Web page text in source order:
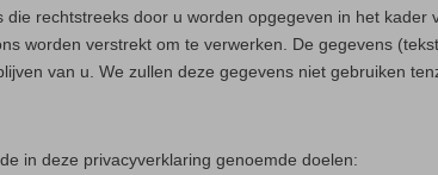
rechtstreeks door u worden opgegeven in het kader
worden verstrekt om te verwerken. De gegevens
van u. We zullen deze gegevens niet gebruiken
in deze privacyverklaring genoemde doelen: